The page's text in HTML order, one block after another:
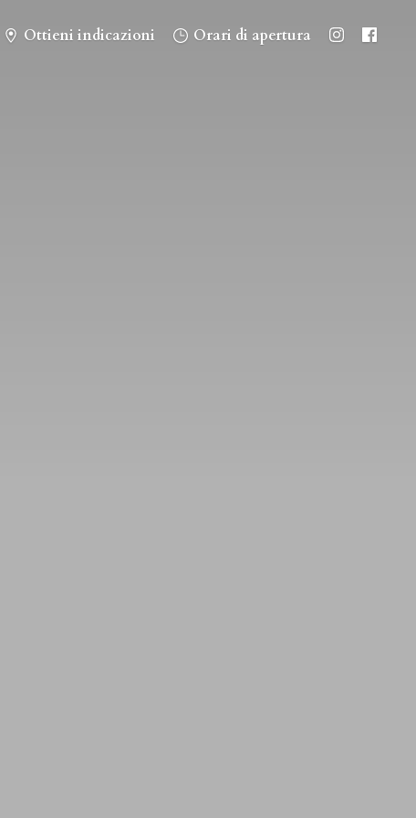
Ottieni indicazioni Orari di apertura